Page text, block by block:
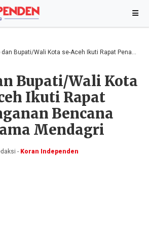
Wali Kota se-Aceh Ikuti Rapat Penanganan Bencana Bersama Mendagri
Bupati/Wali Kota
Ikuti Rapat
Bencana
Mendagri
-Koran Independen